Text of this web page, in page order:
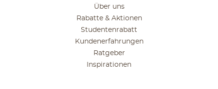
Über uns
Rabatte & Aktionen
Studentenrabatt
Kundenerfahrungen
Ratgeber
Inspirationen